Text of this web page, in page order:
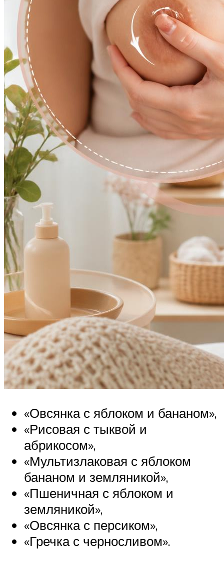
«Овсянка с яблоком и бананом»,
«Рисовая с тыквой и
абрикосом»,
«Мультизлаковая с яблоком
бананом и земляникой»,
«Пшеничная с яблоком и
земляникой»,
«Овсянка с персиком»,
«Гречка с черносливом».